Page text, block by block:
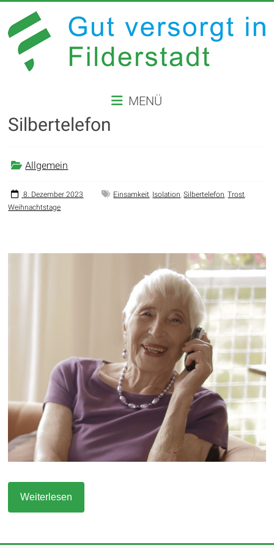
Inhalt
springen
VERSORGT
IN
FILDERSTADT
der
Stadt
MENÜ
Silbertelefon
Allgemein
8. Dezember 2023 Einsamkeit, Isolation,Silbertelefon,Trost,
Weihnachtstage
Weiterlesen